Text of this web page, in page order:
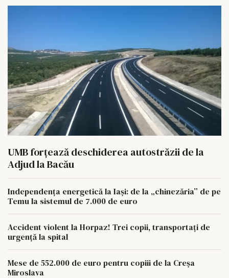
UMB forțează deschiderea autostrăzii de la
Adjud la Bacău
Independența energetică la Iași: de la „chinezăria” de pe
Temu la sistemul de 7.000 de euro
Accident violent la Horpaz! Trei copii, transportați de
urgență la spital
Mese de 552.000 de euro pentru copiii de la Creșa
Miroslava